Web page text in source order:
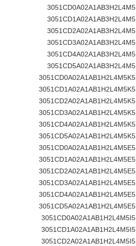
3051CD0A02A1AB3H2L4M5
3051CD1A02A1AB3H2L4M5
3051CD2A02A1AB3H2L4M5
3051CD3A02A1AB3H2L4M5
3051CD4A02A1AB3H2L4M5
3051CD5A02A1AB3H2L4M5
3051CD0A02A1AB1H2L4M5K5
3051CD1A02A1AB1H2L4M5K5
3051CD2A02A1AB1H2L4M5K5
3051CD3A02A1AB1H2L4M5K5
3051CD4A02A1AB1H2L4M5K5
3051CD5A02A1AB1H2L4M5K5
3051CD0A02A1AB1H2L4M5E5
3051CD1A02A1AB1H2L4M5E5
3051CD2A02A1AB1H2L4M5E5
3051CD3A02A1AB1H2L4M5E5
3051CD4A02A1AB1H2L4M5E5
3051CD5A02A1AB1H2L4M5E5
3051CD0A02A1AB1H2L4M5I5
3051CD1A02A1AB1H2L4M5I5
3051CD2A02A1AB1H2L4M5I5